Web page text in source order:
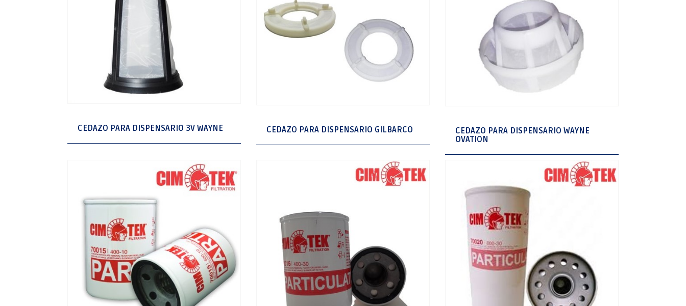
CEDAZO PARA DISPENSARIO 3V WAYNE CEDAZO PARA DISPENSARIO GILBARCO
CEDAZO PARA DISPENSARIO WAYNE
OVATION